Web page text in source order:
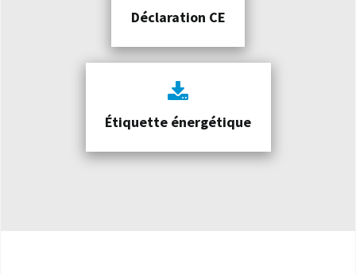
Déclaration CE
Étiquette énergétique